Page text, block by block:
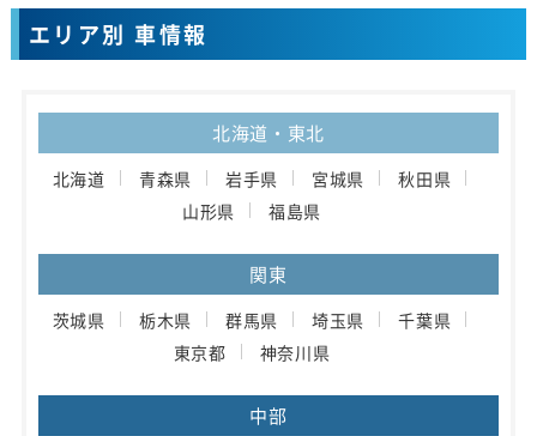
エリア別 車情報
北海道・東北
北海道 青森県 岩手県 宮城県
秋田県
山形県
福島県
関東
茨城県 栃木県 群馬県 埼玉県
千葉県
東京都
神奈川県
中部